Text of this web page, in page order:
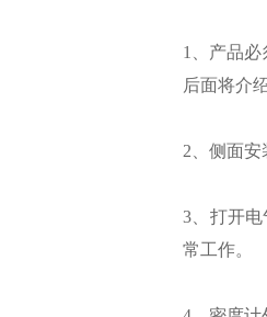
1、产品
后面将介
2、侧面
3、打开
常工作。